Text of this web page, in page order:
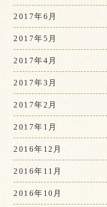
2017年6月
2017年5月
2017年4月
2017年3月
2017年2月
2017年1月
2016年12月
2016年11月
2016年10月